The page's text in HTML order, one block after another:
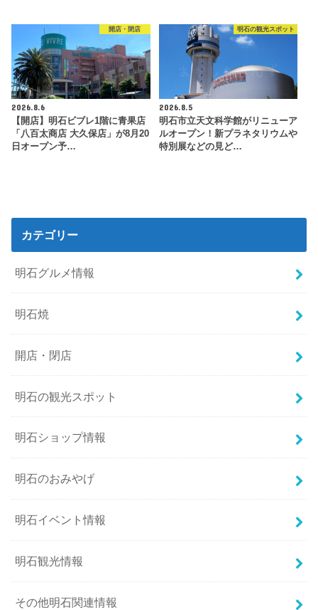
開店・閉店
2026.8.6
【開店】明石ビブレ1階に青果店
「八百太商店 大久保店」が8月20
日オープン予…
明石の観光スポット
2026.8.5
明石市立天文科学館がリニューア
ルオープン！新プラネタリウムや
特別展などの見ど…
カテゴリー
明石グルメ情報
明石焼
開店・閉店
明石の観光スポット
明石ショップ情報
明石のおみやげ
明石イベント情報
明石観光情報
その他明石関連情報